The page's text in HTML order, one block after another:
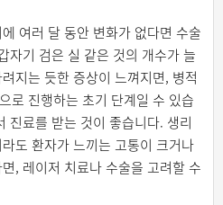
여러 달 동안 변화가 없다면 수술
자기 검은 실 같은 것의 개수가 늘
지는 듯한 증상이 느껴지면, 병적
로 진행하는 초기 단계일 수 있습
진료를 받는 것이 좋습니다. 생리
도 환자가 느끼는 고통이 크거나
, 레이저 치료나 수술을 고려할 수